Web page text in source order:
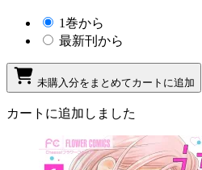
1巻から
最新刊から
未購入分をまとめてカートに追加
カートに追加しました